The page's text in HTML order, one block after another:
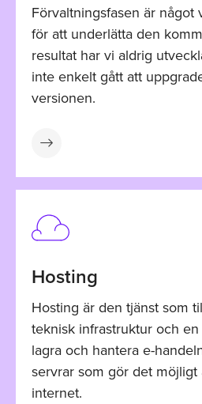
Förvaltningsfasen är något
för att underlätta den
resultat har vi aldrig
inte enkelt gått att
versionen.
Hosting
Hosting är den tjänst som
teknisk infrastruktur och
lagra och hantera e-
servrar som gör det möjligt
internet.